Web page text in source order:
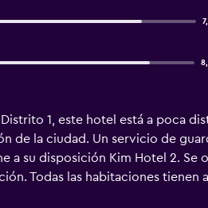
1, este hotel está a poca
de la ciudad. Un servicio de
a su disposición Kim Hotel 2.
Todas las habitaciones
relajarse en su acogedora sala